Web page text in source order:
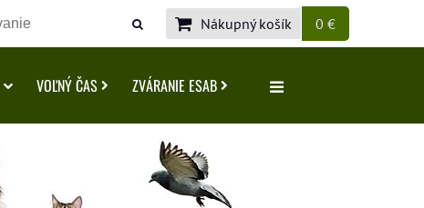
Nákupný košík 0 €
VOĽNÝ ČAS ZVÁRANIE ESAB